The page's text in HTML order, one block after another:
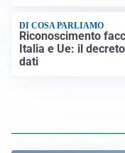
DI COSA PARLIAMO
Riconoscimento
Italia e Ue: il
dati